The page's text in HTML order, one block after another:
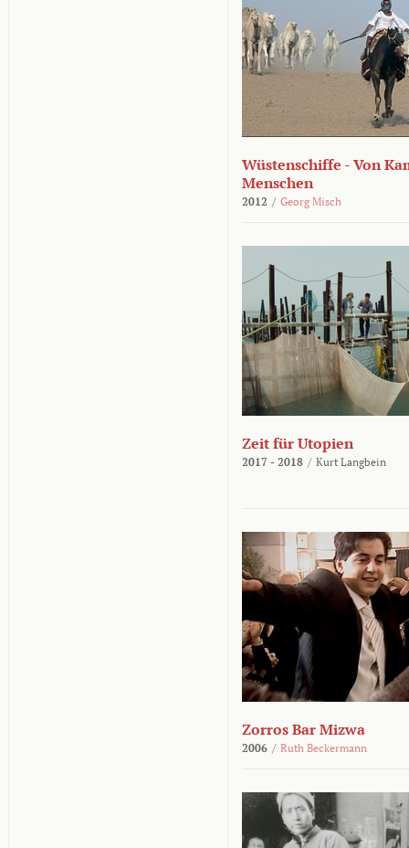
Wüstenschiffe - Von
Menschen
2012 / Georg Misch
Zeit für Utopien
2017 - 2018 / Kurt Langbein
Zorros Bar Mizwa
2006 / Ruth Beckermann